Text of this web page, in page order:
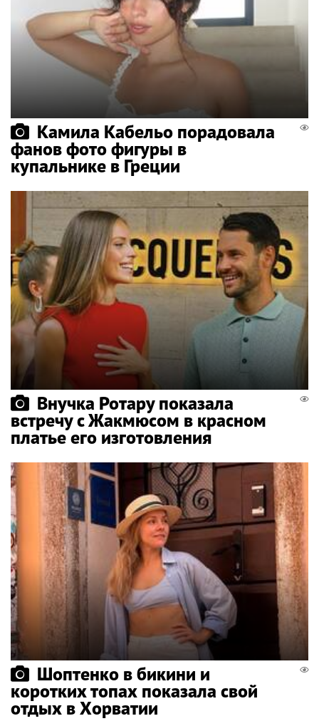
Камила Кабельо порадовала
фанов фото фигуры в
купальнике в Греции
Внучка Ротару показала
встречу с Жакмюсом в красном
платье его изготовления
Шоптенко в бикини и
коротких топах показала свой
отдых в Хорватии